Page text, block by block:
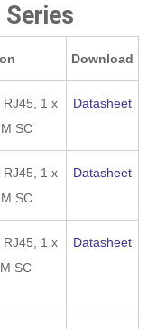
Download
1 x
SC
Datasheet
1 x
SC
Datasheet
1 x
SC
Datasheet